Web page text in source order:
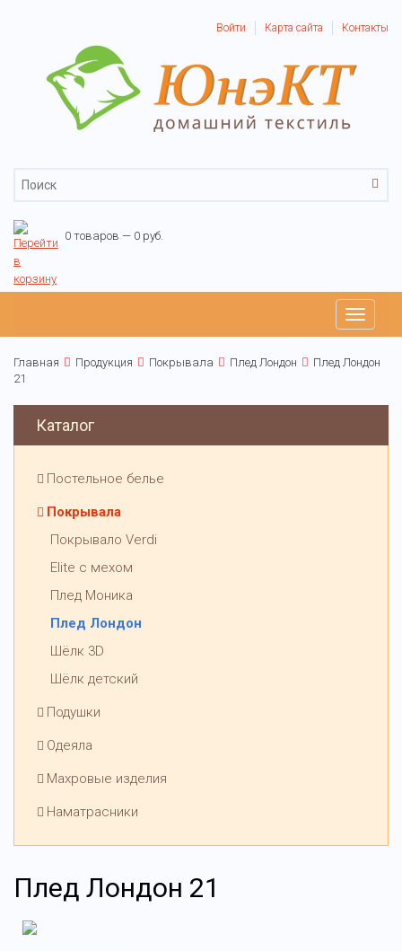
Войти Карта сайта Контакты
0 товаров — 0 руб.
Toggle
Главная Продукция Покрывала Плед Лондон
Плед Лондон
21
Каталог
Постельное белье
Покрывала
Покрывало Verdi
Elite с мехом
Плед Моника
Плед Лондон
Шёлк 3D
Шёлк детский
Подушки
Одеяла
Махровые изделия
Наматрасники
Плед Лондон 21